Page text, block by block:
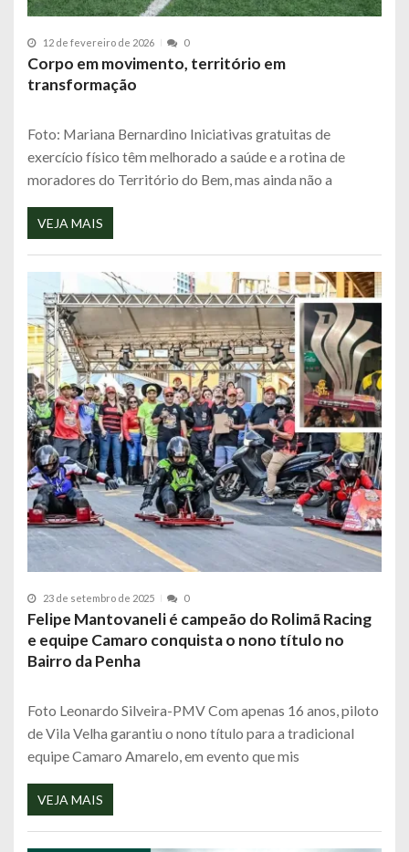
12 de fevereiro de 2026 0
Corpo em movimento, território em
transformação
Foto: Mariana Bernardino Iniciativas gratuitas de
exercício físico têm melhorado a saúde e a rotina de
moradores do Território do Bem, mas ainda não a
VEJA MAIS
23 de setembro de 2025 0
Felipe Mantovaneli é campeão do Rolimã Racing
e equipe Camaro conquista o nono título no
Bairro da Penha
Foto Leonardo Silveira-PMV Com apenas 16 anos, piloto
de Vila Velha garantiu o nono título para a tradicional
equipe Camaro Amarelo, em evento que mis
VEJA MAIS